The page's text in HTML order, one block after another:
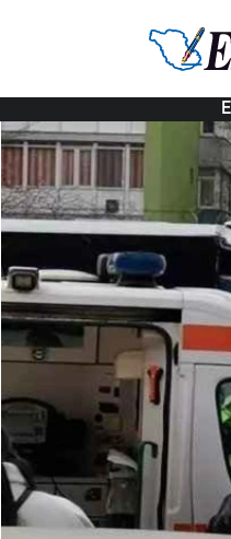
Ρουμανία:
πολλοί
eVima Serres Team23 Δεκ 2022,